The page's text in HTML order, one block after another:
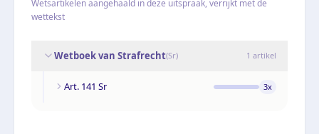
Wetsartikelen aangehaald in deze uitspraak, verrijkt met de
wettekst
Wetboek van Strafrecht(Sr) 1 artikel
Art. 141 Sr 3x